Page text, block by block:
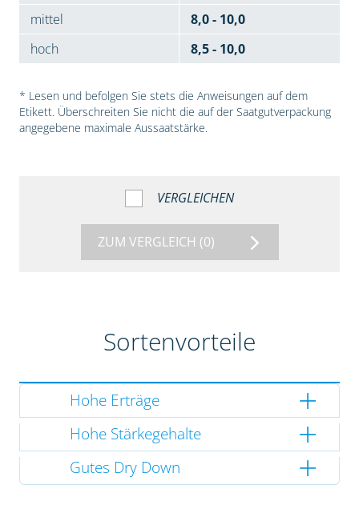
mittel
8,0 - 10,0
hoch
8,5 - 10,0
* Lesen und befolgen Sie stets die Anweisungen auf dem
Etikett. Überschreiten Sie nicht die auf der Saatgutverpackung
angegebene maximale Aussaatstärke.
VERGLEICHEN
ZUM VERGLEICH (0)
Sortenvorteile
Hohe Erträge
Hohe Stärkegehalte
Gutes Dry Down